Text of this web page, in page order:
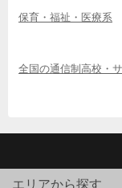
保育・福祉・医療系
全国の通信制高校・
エリアから探す